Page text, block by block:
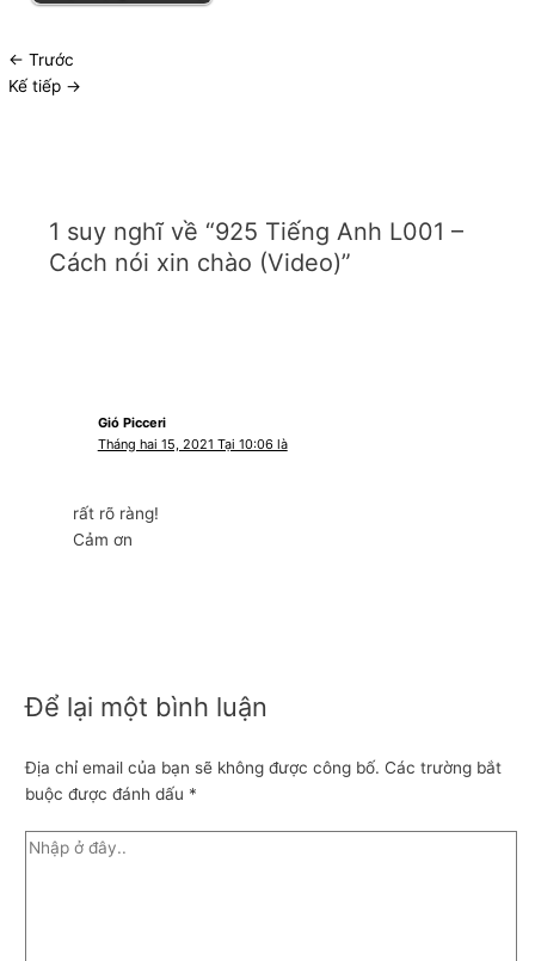
← Trước
Kế tiếp →
1 suy nghĩ về “925 Tiếng Anh L001 –
Cách nói xin chào (Video)”
Gió Picceri
Tháng hai 15, 2021 Tại 10:06 là
rất rõ ràng!
Cảm ơn
Để lại một bình luận
Địa chỉ email của bạn sẽ không được công bố. Các trường bắt
buộc được đánh dấu *